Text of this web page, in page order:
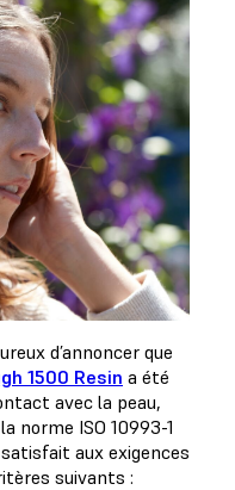
d’annoncer que
1500 Resin a été
avec la peau,
norme ISO 10993-1
aux exigences
suivants :